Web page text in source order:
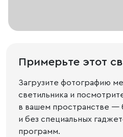
Примерьте этот
Загрузите фотографию
светильника и
в вашем пространстве —
и без специальных
программ.